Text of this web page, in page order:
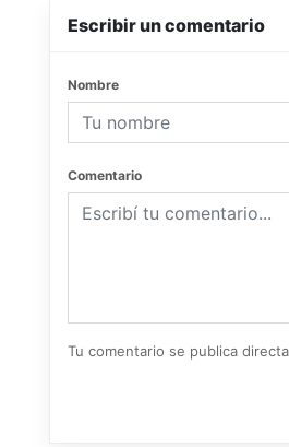
Escribir un comentario
Nombre
Comentario
Tu comentario se publica